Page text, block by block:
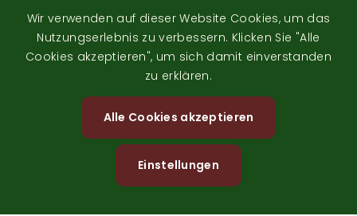
Image
Image
Wir verwenden auf dieser Website Cookies, um das
Nutzungserlebnis zu verbessern. Klicken Sie "Alle
Cookies akzeptieren", um sich damit einverstanden
zu erklären.
Alle Cookies akzeptieren
Einstellungen